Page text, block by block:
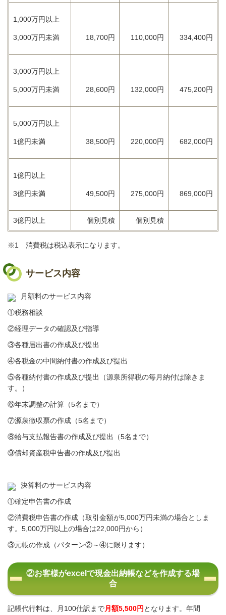
1,000万円以上
3,000万円未満 18,700円 110,000円 334,400円
3,000万円以上
5,000万円未満 28,600円 132,000円 475,200円
5,000万円以上
1億円未満 38,500円 220,000円 682,000円
1億円以上
3億円未満 49,500円 275,000円 869,000円
3億円以上 個別見積 個別見積
※1 消費税は税込表示になります。
サービス内容
月額料のサービス内容
①税務相談
②経理データの確認及び指導
③各種届出書の作成及び提出
④各税金の中間納付書の作成及び提出
⑤各種納付書の作成及び提出（源泉所得税の毎月納付は除きま
す。）
⑥年末調整の計算（5名まで）
⑦源泉徴収票の作成（5名まで）
⑧給与支払報告書の作成及び提出（5名まで）
⑨償却資産税申告書の作成及び提出
決算料のサービス内容
①確定申告書の作成
②消費税申告書の作成（取引金額が5,000万円未満の場合としま
す。5,000万円以上の場合は22,000円から）
③元帳の作成（パターン②～④に限ります）
②お客様がexcelで現金出納帳などを作成する場
合
記帳代行料は、月100仕訳まで月額5,500円 となります。 年間